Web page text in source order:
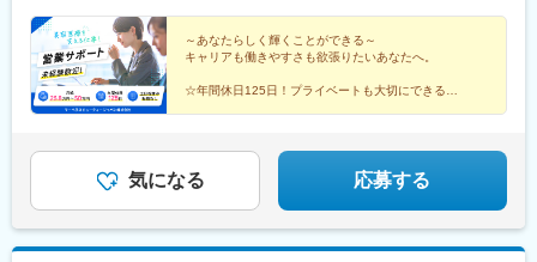
途支給します。
～あなたらしく輝くことができる～
キャリアも働きやすさも欲張りたいあなたへ。
☆年間休日125日！プライベートも大切にできる
気になる 応募する